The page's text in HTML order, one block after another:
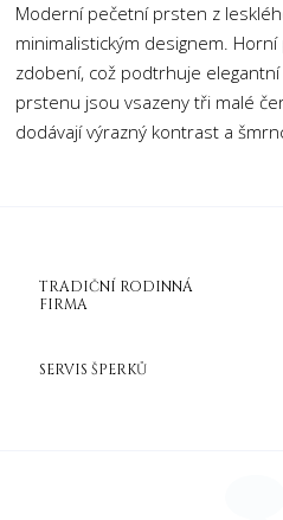
Moderní pečetní prsten z
minimalistickým designem.
zdobení, což podtrhuje
prstenu jsou vsazeny tři malé
dodávají výrazný kontrast a
TRADIČNÍ RODINNÁ
FIRMA
SERVIS ŠPERKŮ